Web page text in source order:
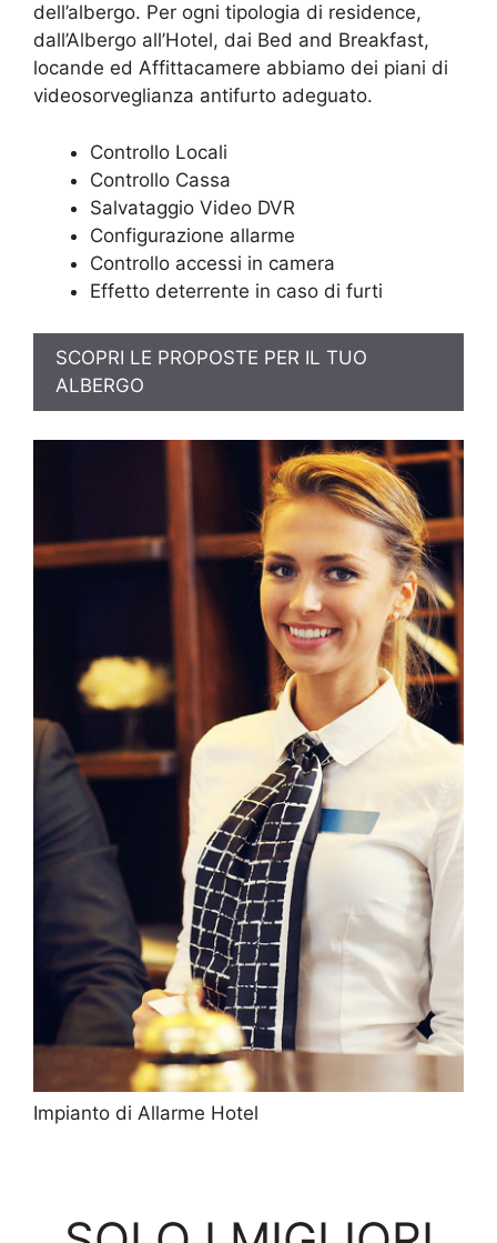
dell’albergo. Per ogni tipologia di residence,
dall’Albergo all’Hotel, dai Bed and Breakfast,
locande ed Affittacamere abbiamo dei piani di
videosorveglianza antifurto adeguato.
Controllo Locali
Controllo Cassa
Salvataggio Video DVR
Configurazione allarme
Controllo accessi in camera
Effetto deterrente in caso di furti
SCOPRI LE PROPOSTE PER IL TUO
ALBERGO
Impianto di Allarme Hotel